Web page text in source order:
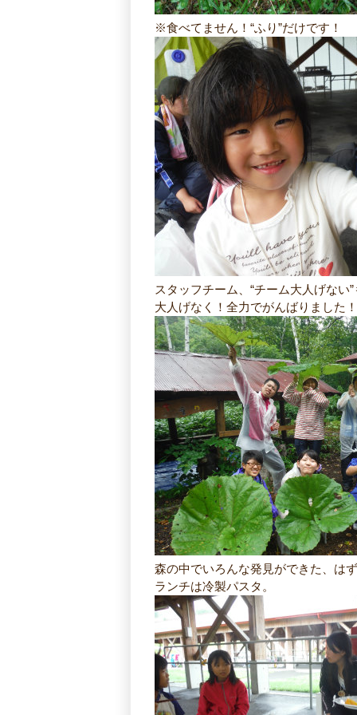
※食べてません！“ふり”だけです！
スタッフチーム、“チーム大人げない”
大人げなく！全力でがんばりました！
森の中でいろんな発見ができた、は
ランチは冷製パスタ。